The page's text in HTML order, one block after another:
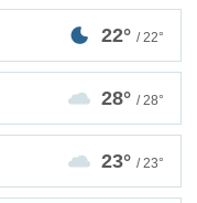
22° / 22°
28° / 28°
23° / 23°